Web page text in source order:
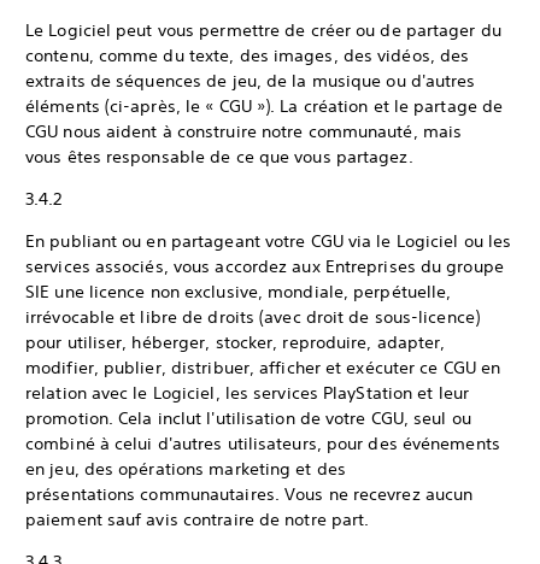
Le Logiciel peut vous permettre de créer ou de partager du
contenu, comme du texte, des images, des vidéos, des
extraits de séquences de jeu, de la musique ou d'autres
éléments (ci-après, le « CGU »). La création et le partage de
CGU nous aident à construire notre communauté, mais
vous êtes responsable de ce que vous partagez.
3.4.2
En publiant ou en partageant votre CGU via le Logiciel ou les
services associés, vous accordez aux Entreprises du groupe
SIE une licence non exclusive, mondiale, perpétuelle,
irrévocable et libre de droits (avec droit de sous-licence)
pour utiliser, héberger, stocker, reproduire, adapter,
modifier, publier, distribuer, afficher et exécuter ce CGU en
relation avec le Logiciel, les services PlayStation et leur
promotion. Cela inclut l'utilisation de votre CGU, seul ou
combiné à celui d'autres utilisateurs, pour des événements
en jeu, des opérations marketing et des
présentations communautaires. Vous ne recevrez aucun
paiement sauf avis contraire de notre part.